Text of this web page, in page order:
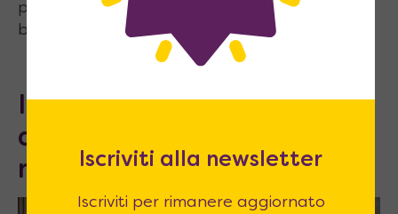
possono avere in questo percorso verso il
benessere abitativo.
Il legame tra ambiente
domestico e salute
mentaleIscriviti alla newsletter
Iscriviti per rimanere aggiornato